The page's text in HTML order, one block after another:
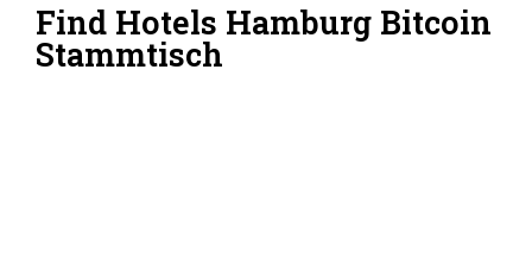
Find Hotels Hamburg Bitcoin
Stammtisch